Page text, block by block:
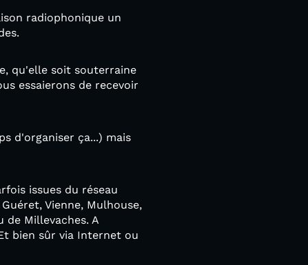
radiophonique un
qu'elle soit souterraine
essaierons de recevoir
d'organiser ça...) mais
issues du réseau
Vienne, Mulhouse,
de Millevaches. A
bien sûr via Internet ou